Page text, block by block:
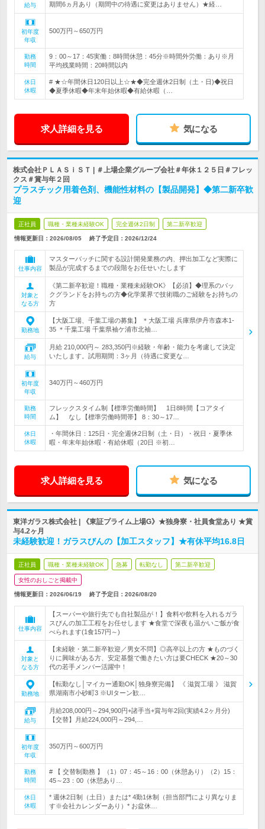
給与 期間6ヵ月あり（期間中の待遇に変更はありません）★経…
初年度
年収
500万円～650万円
勤務
時間
9：00～17：45実働：8時間休憩：45分※時間外労働：あり※月
平均残業時間：20時間以内
休日
休暇
# ★☆年間休日120日以上☆★◆完全週休2日制（土・日)◆祝日
◆夏季休暇◆年末年始休暇◆有給休暇（…
求人詳細を見る 気になる
株式会社ＰＬＡＳｉＳＴ | ＃上場企業グループ会社＃年休１２５日＃フレッ
クス＃賞与年２回
プラスチック用着色剤、機能性材料の【製品開発】◆第二新卒歓
迎
正社員 職種・業種未経験OK 完全週休2日制 第二新卒歓迎
情報更新日：2026/08/05 終了予定日： 2026/12/24
仕事内容
マスターバッチに関する設計開発業務の内、押出加工など実際に
製品が完成するまでの段階をお任せいたします
対象と
なる方
《第二新卒歓迎！職種・業種未経験OK》【必須】◆理系のバッ
クグランドをお持ちの方◆化学業界で技術職のご経験をお持ちの
方
勤務地
【大阪工場、千葉工場の募集】 ＊大阪工場 兵庫県伊丹市森本1-
35 ＊千葉工場 千葉県袖ケ浦市北袖…
給与
月給 210,000円～ 283,350円※経験・年齢・能力を考慮して決定
いたします。試用期間：3ヶ月（待遇に変更な…
初年度
年収
340万円～460万円
勤務
時間
フレックスタイム制【標準労働時間】 1日8時間【コアタイ
ム】 なし【標準労働時間帯】 8：30～17…
休日
休暇
・年間休日：125日・完全週休2日制（土・日）・祝日・夏季休
暇・年末年始休暇・有給休暇（20日 ※初…
求人詳細を見る 気になる
東洋ガラス株式会社 | 《東証プライム上場G》★独身寮・社員食堂あり ★賞
与4.2ヶ月
未経験歓迎！ガラスびんの【加工スタッフ】★有休平均16.8日
正社員 職種・業種未経験OK 急募 転勤なし 第二新卒歓迎
女性のおしごと掲載中
情報更新日：2026/06/19 終了予定日： 2026/08/20
仕事内容
【スーパーや旅行先でも自社製品が！】食料や飲料を入れるガラ
スびんの加工工程をお任せします ★食堂で深夜も温かいご飯が食
べられます(1食157円～)
対象と
なる方
【未経験・第二新卒歓迎／男女不問】◎高卒以上の方 ★ものづく
りに興味がある方、安定基盤で働きたい方は要CHECK ★20～30
代の若手メンバー活躍中！
勤務地
【転勤なし│マイカー通勤OK│独身寮完備】 《 滋賀工場 》 滋賀
県湖南市小砂町3 ※UIターン歓…
給与
月給208,000円～294,900円+諸手当+賞与年2回(実績4.2ヶ月分)
【交替】月給224,000円～294,…
初年度
年収
350万円～600万円
勤務
時間
# 【 交替制勤務 】（1）07：45～16：00（休憩あり）（2）15：
45～23：00（休憩あり…
休日
休暇
* 週休2日制（土日）または* 4勤1休制（担当部門により異なりま
す※会社カレンダーあり）* お盆休…